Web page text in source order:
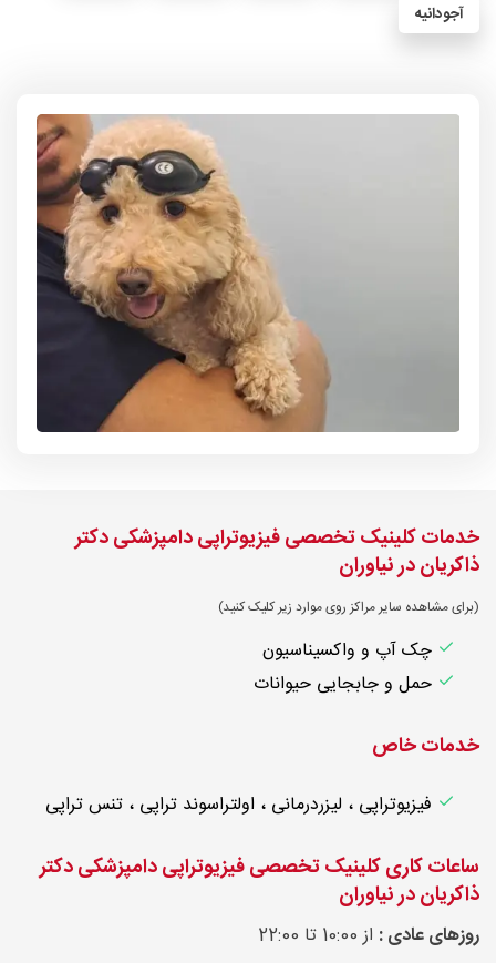
آجودانیه
خدمات کلینیک تخصصی فیزیوتراپی دامپزشکی دکتر
ذاکریان در نیاوران
(برای مشاهده سایر مراکز روی موارد زیر کلیک کنید)
چک آپ و واکسیناسیون
حمل و جابجایی حیوانات
خدمات خاص
فیزیوتراپی ، لیزردرمانی ، اولتراسوند تراپی ، تنس تراپی
ساعات کاری کلینیک تخصصی فیزیوتراپی دامپزشکی دکتر
ذاکریان در نیاوران
روزهای عادی : از 10:00 تا 22:00